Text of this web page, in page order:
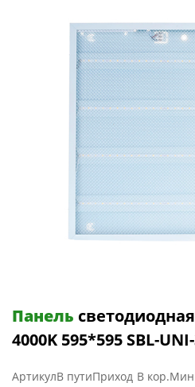
Панель
4000K 595*595 SBL-
АртикулВ путиПриход В кор.